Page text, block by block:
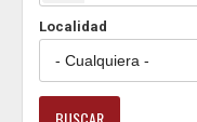
Localidad